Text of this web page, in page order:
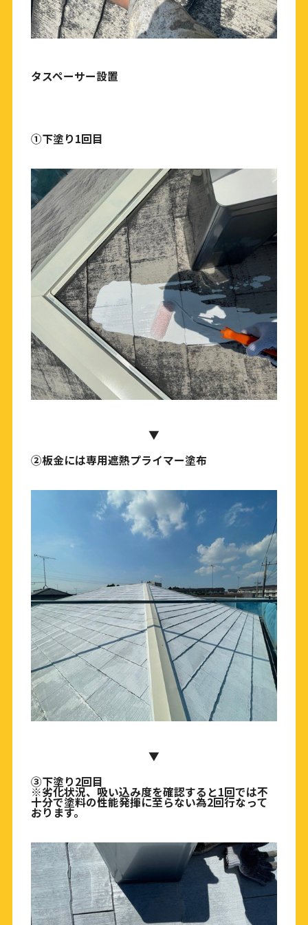
タスペーサー設置
①下塗り1回目
▼
②板金には専用遮熱プライマー塗布
▼
③下塗り2回目
※劣化状況、吸い込み度を確認すると1回では不
十分で塗料の性能発揮に至らない為2回行なって
おります。